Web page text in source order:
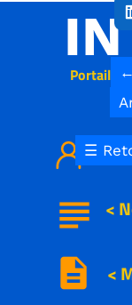
description
subject <
<
<
Portail ←
☰